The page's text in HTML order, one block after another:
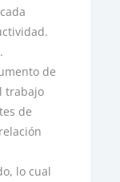
de
trabajo
de
lo cual